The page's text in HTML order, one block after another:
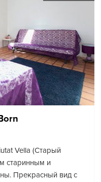
Vella (Старый
старинным и
Прекрасный вид с